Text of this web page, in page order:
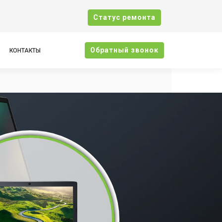
Cтатус ремонта
КОНТАКТЫ Oбратный звонок